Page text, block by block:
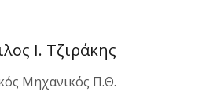
Ι. Τζιράκης
Μηχανικός Π.Θ.